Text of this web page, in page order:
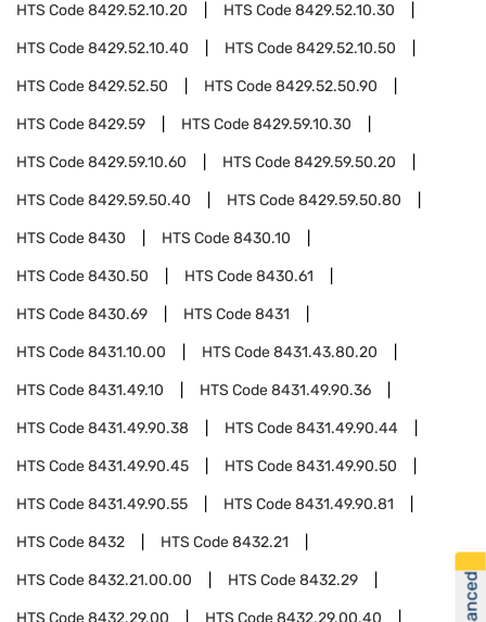
HTS Code8429.52.10.20 HTS Code8429.52.10.30
HTS Code8429.52.10.40 HTS Code8429.52.10.50
HTS Code8429.52.50 HTS Code8429.52.50.90
HTS Code8429.59 HTS Code8429.59.10.30
HTS Code8429.59.10.60 HTS Code8429.59.50.20
HTS Code8429.59.50.40 HTS Code8429.59.50.80
HTS Code8430 HTS Code8430.10
HTS Code8430.50 HTS Code8430.61
HTS Code8430.69 HTS Code8431
HTS Code8431.10.00 HTS Code8431.43.80.20
HTS Code8431.49.10 HTS Code8431.49.90.36
HTS Code8431.49.90.38 HTS Code8431.49.90.44
HTS Code8431.49.90.45 HTS Code8431.49.90.50
HTS Code8431.49.90.55 HTS Code8431.49.90.81
HTS Code8432 HTS Code8432.21
HTS Code8432.21.00.00 HTS Code8432.29
HTS Code8432.29.00 HTS Code8432.29.00.40